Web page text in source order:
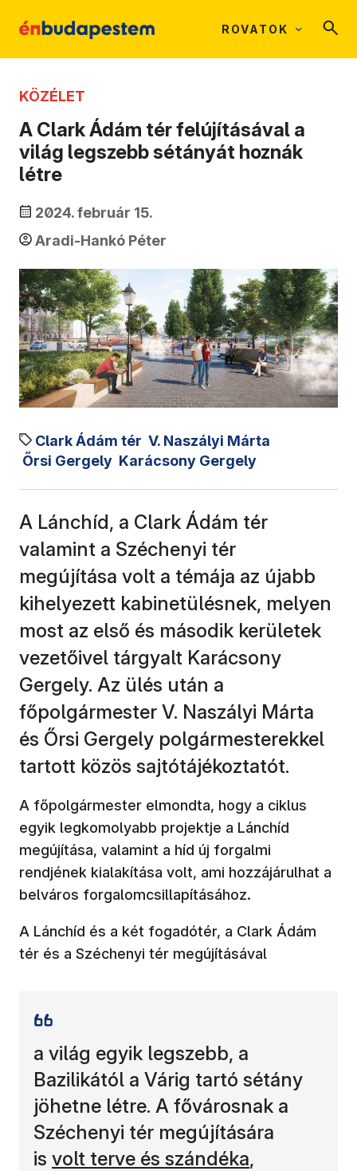
ROVATOK
KÖZÉLET
A Clark Ádám tér felújításával a
világ legszebb sétányát hoznák
létre
2024. február 15.
Aradi-Hankó Péter
Clark Ádám tér V. Naszályi Márta
Őrsi Gergely Karácsony Gergely
A Lánchíd, a Clark Ádám tér
valamint a Széchenyi tér
megújítása volt a témája az újabb
kihelyezett kabinetülésnek, melyen
most az első és második kerületek
vezetőivel tárgyalt Karácsony
Gergely. Az ülés után a
főpolgármester V. Naszályi Márta
és Őrsi Gergely polgármesterekkel
tartott közös sajtótájékoztatót.
A főpolgármester elmondta, hogy a ciklus
egyik legkomolyabb projektje a Lánchíd
megújítása, valamint a híd új forgalmi
rendjének kialakítása volt, ami hozzájárulhat a
belváros forgalomcsillapításához.
A Lánchíd és a két fogadótér, a Clark Ádám
tér és a Széchenyi tér megújításával
a világ egyik legszebb, a
Bazilikától a Várig tartó sétány
jöhetne létre. A fővárosnak a
Széchenyi tér megújítására
is volt terve és szándéka,